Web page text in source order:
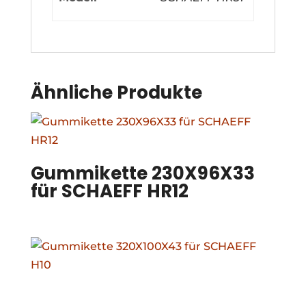
Ähnliche Produkte
Gummikette 230X96X33
für SCHAEFF HR12